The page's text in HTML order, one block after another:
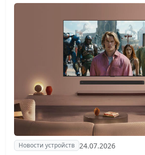
Новости устройств 24.07.2026